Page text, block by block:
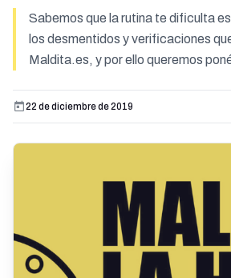
Sabemos que la rutina te dificulta
los desmentidos y verificaciones
Maldita.es, y por ello queremos
22 de diciembre de 2019